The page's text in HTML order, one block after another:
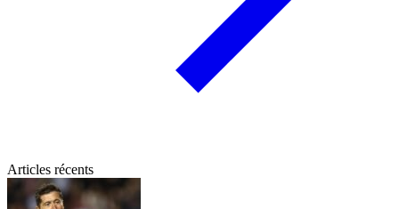
Articles récents